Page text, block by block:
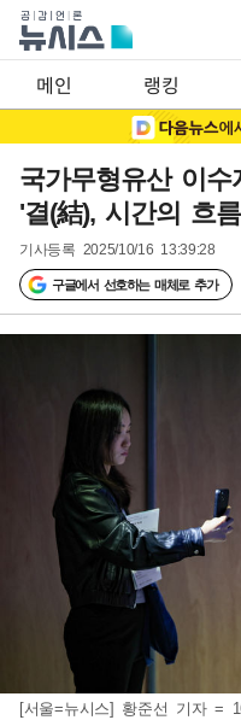
메인 랭킹
국가무형유산 이
'결(結), 시간의 흐
기사등록 2025/10/16 13:39:28
구글에서 선호하는 매체로 추가
[서울=뉴시스] 황준선 기자 =